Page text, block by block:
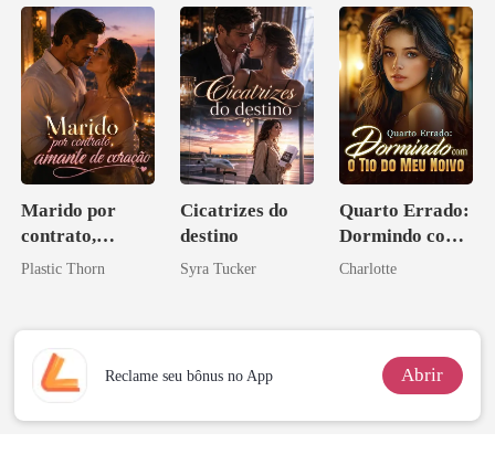
esposa
Marido por
contrato,
amante de
Plastic Thorn
Cicatrizes do
destino
Syra Tucker
Quarto Errado:
Dormindo com
o Tio do Meu
Charlotte
Reclame seu bônus no App Abrir